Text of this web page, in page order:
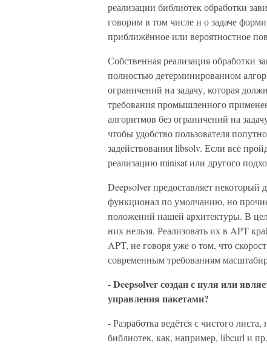
реализации библиотек обработки
говорим в том числе и о задаче
приближённое или вероятностное
Собственная реализация обработки
полностью детерминированном
ограничений на задачу, которая
требования промышленного
алгоритмов без ограничений на
чтобы удобство пользователя
задействования libsolv. Если всё
реализацию minisat или другого
Deepsolver предоставляет
функционал по умолчанию, но
положений нашей архитектуры. В
них нельзя. Реализовать их в APT
APT, не говоря уже о том, что
современным требованиям
- Deepsolver создан с нуля или
управления пакетами?
- Разработка ведётся с чистого
библиотек, как, например, libcurl и пр.